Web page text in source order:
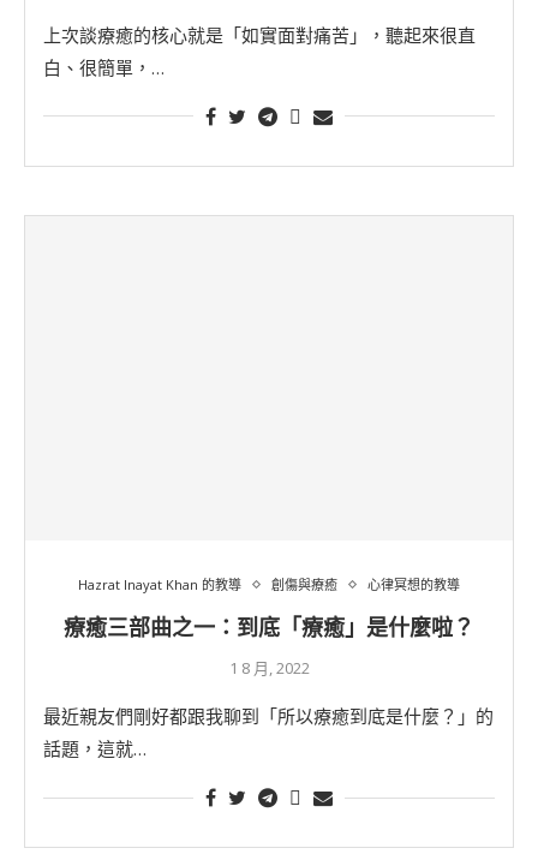
上次談療癒的核心就是「如實面對痛苦」，聽起來很直
白、很簡單，…
Hazrat Inayat Khan 的教導 創傷與療癒 心律冥想的教導
療癒三部曲之一：到底「療癒」是什麼啦？
1 8 月, 2022
最近親友們剛好都跟我聊到「所以療癒到底是什麼？」的
話題，這就…